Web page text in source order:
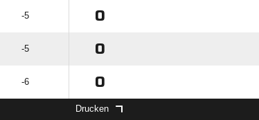
-5 0
-5 0
-6 0
Drucken